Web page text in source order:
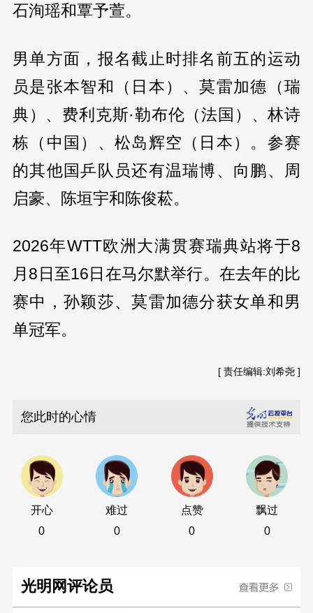
石洵瑶和覃予萱。
男单方面，报名截止时排名前五的运动
员是张本智和（日本）、莫雷加德（瑞
典）、费利克斯·勒布伦（法国）、林诗
栋（中国）、松岛辉空（日本）。参赛
的其他国乒队员还有温瑞博、向鹏、周
启豪、陈垣宇和陈俊菘。
2026年WTT欧洲大满贯赛瑞典站将于8
月8日至16日在马尔默举行。在去年的比
赛中，孙颖莎、莫雷加德分获女单和男
单冠军。
[ 责任编辑:刘希尧 ]
您此时的心情
开心
0
难过
0
点赞
0
飘过
0
光明网评论员